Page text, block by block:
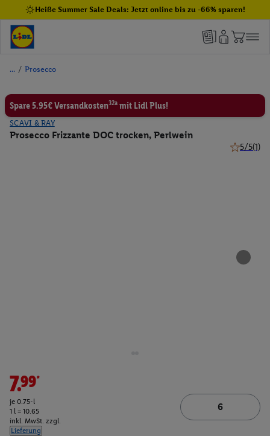
Heiße Summer Sale Deals: Jetzt online bis zu -66% sparen!
/ Prosecco
Spare 5.95€ Versandkosten32a mit Lidl Plus!
SCAVI & RAY
Prosecco Frizzante DOC trocken, Perlwein
5/5(1)
7.99*
je 0.75-l
1 l = 10.65
inkl. MwSt. zzgl.
Lieferung